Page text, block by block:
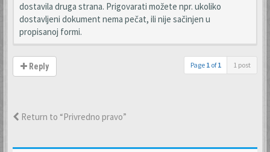
dostavila druga strana. Prigovarati možete npr. ukoliko
dostavljeni dokument nema pečat, ili nije sačinjen u
propisanoj formi.
Reply Page 1 of1 1 post
Return to “Privredno pravo”